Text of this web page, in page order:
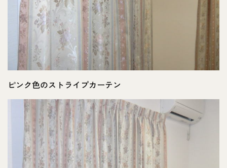
ピンク色のストライプカーテン